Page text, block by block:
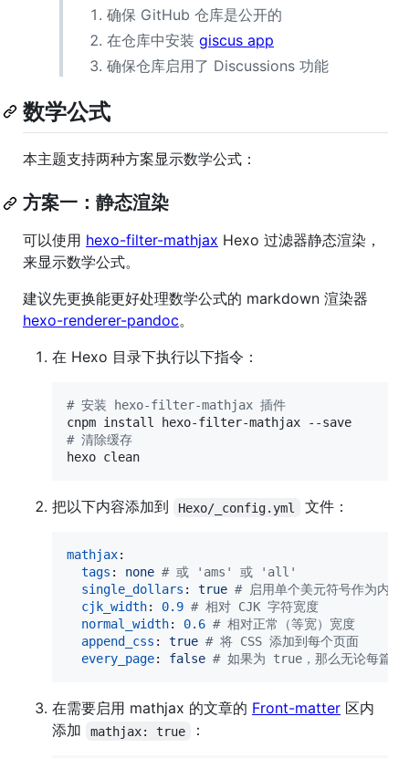
确保 GitHub 仓库是公开的
在仓库中安装 giscus app
确保仓库启用了 Discussions 功能
数学公式
本主题支持两种方案显示数学公式：
方案一：静态渲染
可以使用 hexo-filter-mathjax Hexo 过滤器静态渲染，
来显示数学公式。
建议先更换能更好处理数学公式的 markdown 渲染器
hexo-renderer-pandoc。
在 Hexo 目录下执行以下指令：
# 安装 hexo-filter-mathjax 插件
# 清除缓存
hexo clean
把以下内容添加到 Hexo/_config.yml 文件：
mathjax:
tags : none # 或 'ams' 或 'all'
single_dollars : true # 启用单个美元符号作为内联
cjk_width: 0.9 # 相对 CJK 字符宽度
normal_width: 0.6 # 相对正常（等宽）宽度
append_css : true # 将 CSS 添加到每个页面
every_page: false # 如果为 true，那么无论每篇
在需要启用 mathjax 的文章的 Front-matter 区内
添加
mathjax: true ：